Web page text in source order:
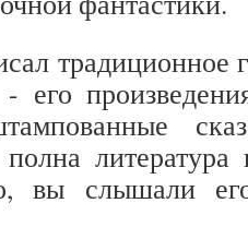
традиционное
его
вы слышали